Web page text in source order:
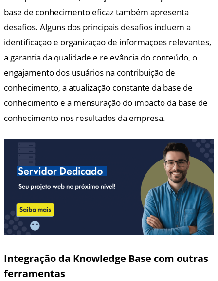
base de conhecimento eficaz também apresenta
desafios. Alguns dos principais desafios incluem a
identificação e organização de informações relevantes,
a garantia da qualidade e relevância do conteúdo, o
engajamento dos usuários na contribuição de
conhecimento, a atualização constante da base de
conhecimento e a mensuração do impacto da base de
conhecimento nos resultados da empresa.
Integração da Knowledge Base com outras
ferramentas